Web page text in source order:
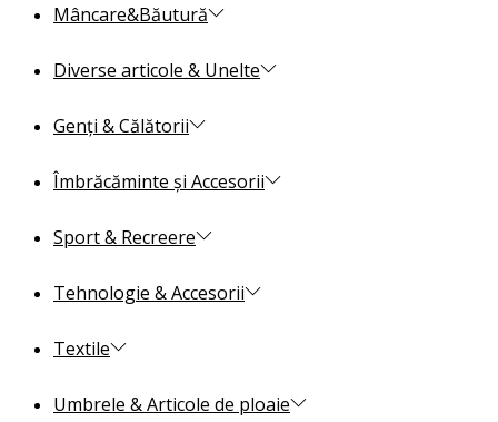
Mâncare&Băutură
Diverse articole & Unelte
Genți & Călătorii
Îmbrăcăminte și Accesorii
Sport & Recreere
Tehnologie & Accesorii
Textile
Umbrele & Articole de ploaie